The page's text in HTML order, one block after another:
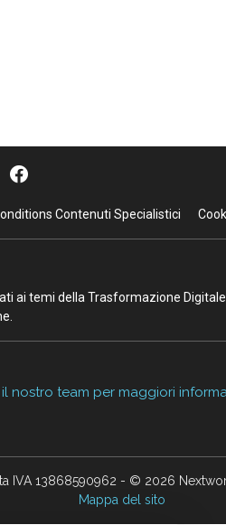
Contenuti Specialistici
ai temi della Trasformazione
nostro team per maggiori
IVA 13868590962 - © 2026
Mappa del sito